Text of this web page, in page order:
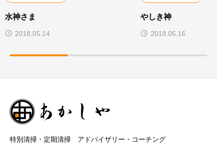
水神さま
2018.05.14
やしき神
2018.05.16
特別清掃・定期清掃 アドバイザリー・コーチング